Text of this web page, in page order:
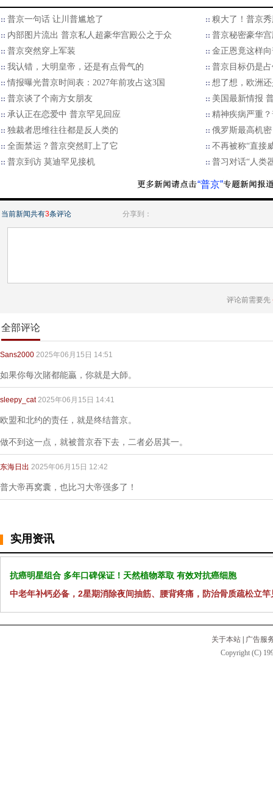
普京一句话 让川普尴尬了
糗大了！普京
内部图片流出 普京私人超豪华宫殿公之于众
普京秘密豪华
普京突然穿上军装
金正恩竟这样
我认错，大明皇帝，还是有点骨气的
普京目标仍是
情报曝光普京时间表：2027年前攻占这3国
想了想，欧洲
​普京谈了个南方女朋友
美国最新情报
承认正在恋爱中 普京罕见回应
精神疾病严重
独裁者思维往往都是反人类的
俄罗斯最高机
全面禁运？普京突然盯上了它
不再被称“直接
普京到访 莫迪罕见接机
普习对话“人类
“普京”
当前新闻共有3条评论 分享到：
评论前需要先
全部评论
Sans2000 2025年06月15日 14:51
如果你每次賭都能贏，你就是大師。
sleepy_cat 2025年06月15日 14:41
欧盟和北约的责任，就是终结普京。
做不到这一点，就被普京吞下去，二者必居其一。
东海日出 2025年06月15日 12:42
普大帝再窝囊，也比习大帝强多了！
实用资讯
抗癌明星组合 多年口碑保证！天然植物萃取 有效对抗癌细胞
中老年补钙必备，2星期消除夜间抽筋、腰背疼痛，防治骨质疏松立竿
关于本站
广告服
Copyright (C)